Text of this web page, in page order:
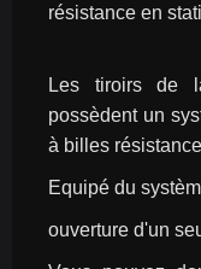
résistance en
Les tiroirs de
possèdent un
à billes
Equipé du
ouverture d'un